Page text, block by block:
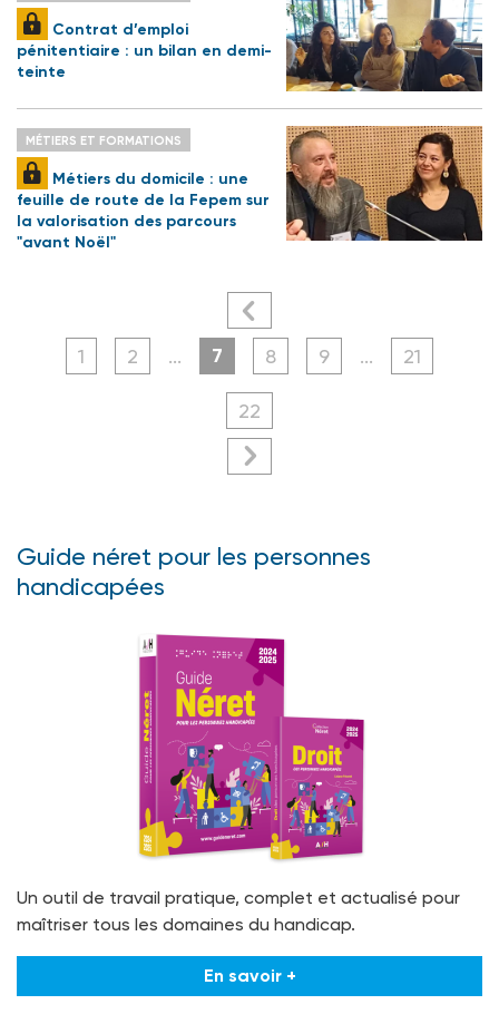
Contrat d’emploi
pénitentiaire : un bilan en demi-
teinte
MÉTIERS ET FORMATIONS
Métiers du domicile : une
feuille de route de la Fepem sur
la valorisation des parcours
"avant Noël"
1 2 ... 7 8 9 ... 21
22
Guide néret pour les personnes
handicapées
Un outil de travail pratique, complet et actualisé pour
maîtriser tous les domaines du handicap.
En savoir +